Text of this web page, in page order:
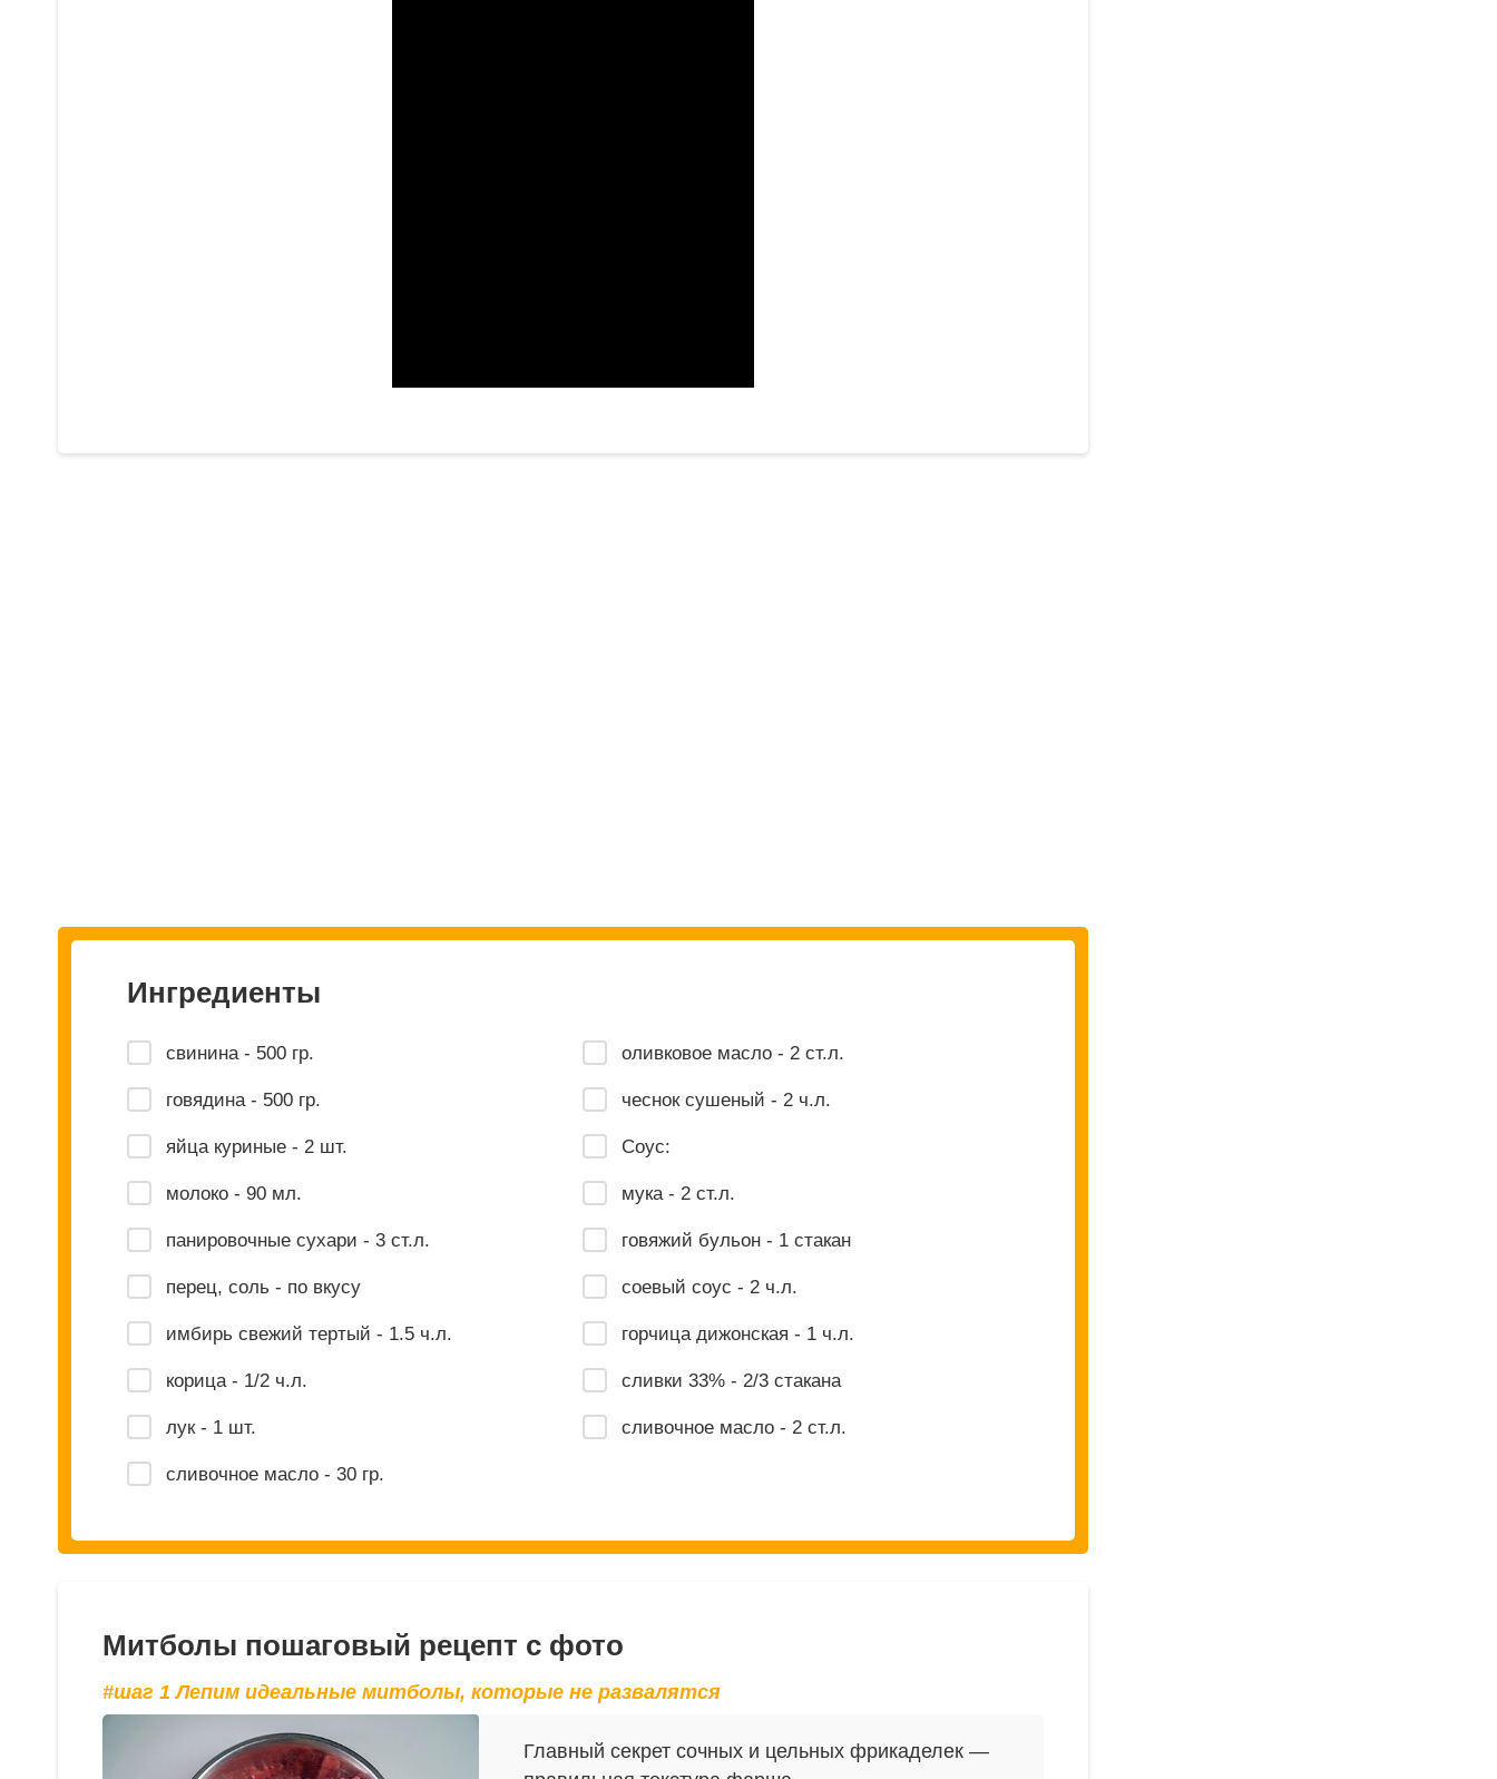
Ингредиенты
свинина - 500 гр.
говядина - 500 гр.
яйца куриные - 2 шт.
молоко - 90 мл.
панировочные сухари - 3 ст.л.
перец, соль - по вкусу
имбирь свежий тертый - 1.5 ч.л.
корица - 1/2 ч.л.
лук - 1 шт.
сливочное масло - 30 гр.
оливковое масло - 2 ст.л.
чеснок сушеный - 2 ч.л.
Соус:
мука - 2 ст.л.
говяжий бульон - 1 стакан
соевый соус - 2 ч.л.
горчица дижонская - 1 ч.л.
сливки 33% - 2/3 стакана
сливочное масло - 2 ст.л.
Митболы пошаговый рецепт с фото
#шаг 1 Лепим идеальные митболы, которые не развалятся
Главный секрет сочных и цельных фрикаделек —